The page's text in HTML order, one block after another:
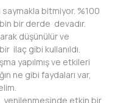
saymakla bitmiyor. %100
bir derde devadır.
düşünülür ve
ilaç gibi kullanıldı.
yapılmış ve etkileri
ne gibi faydaları var,
etkin bir